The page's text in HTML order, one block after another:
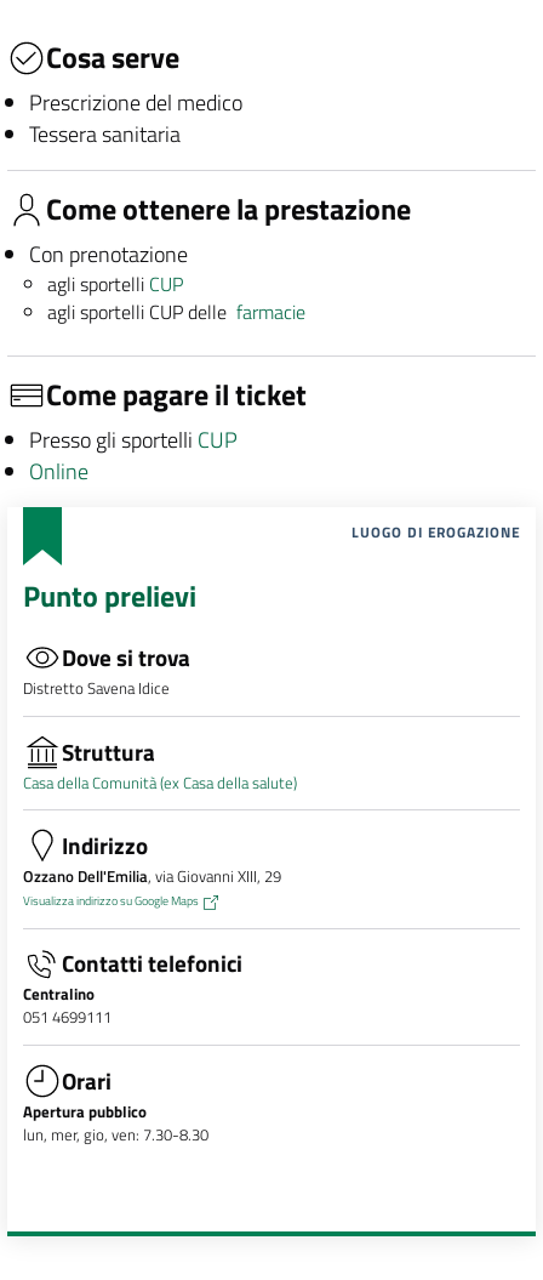
Cosa serve
Prescrizione del medico
Tessera sanitaria
Come ottenere la prestazione
Con prenotazione
agli sportelli CUP
agli sportelli CUP dellefarmacie
Come pagare il ticket
Presso gli sportelli CUP
Online
LUOGO DI EROGAZIONE
Punto prelievi
Dove si trova
Distretto Savena Idice
Struttura
Casa della Comunità (ex Casa della salute)
Indirizzo
Ozzano Dell'Emilia, via Giovanni XIII, 29
Visualizza indirizzo su Google Maps
Contatti telefonici
Centralino
051 4699111
Orari
Apertura pubblico
lun, mer, gio, ven: 7.30-8.30